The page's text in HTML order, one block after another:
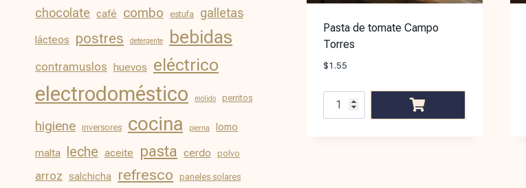
Pasta de tomate Campo
Torres
$1.55
chocolate café combo estufa galletas
lácteos postres detergente bebidas
contramuslos huevos eléctrico
electrodoméstico molido perritos
higiene inversores cocina pierna lomo
malta leche aceite pasta cerdo polvo
arroz salchicha refresco paneles solares